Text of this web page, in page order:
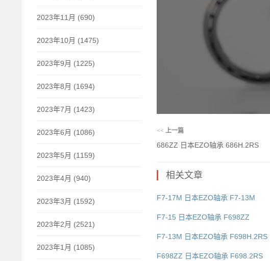
2023年11月 (690)
2023年10月 (1475)
2023年9月 (1225)
2023年8月 (1694)
2023年7月 (1423)
2023年6月 (1086)
2023年5月 (1159)
2023年4月 (940)
2023年3月 (1592)
2023年2月 (2521)
2023年1月 (1085)
<< 上一篇
686ZZ 日本EZO轴承 686H.2RS
相关文章
F7-17M 日本EZO轴承 F7-13M
F7-15 日本EZO轴承 F698ZZ
F7-13M 日本EZO轴承 F698H.2RS
F698ZZ 日本EZO轴承 F698.2RS